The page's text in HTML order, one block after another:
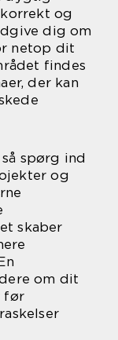
og
dig om
netop dit
findes
der kan
spørg ind
og
skaber
om dit
før